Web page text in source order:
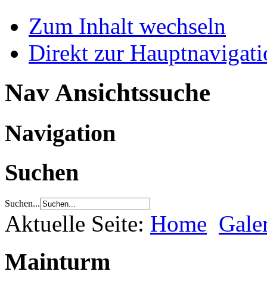
Zum Inhalt wechseln
Direkt zur
Nav Ansichtssuche
Navigation
Suchen
Suchen...
Aktuelle Seite: Home
Mainturm